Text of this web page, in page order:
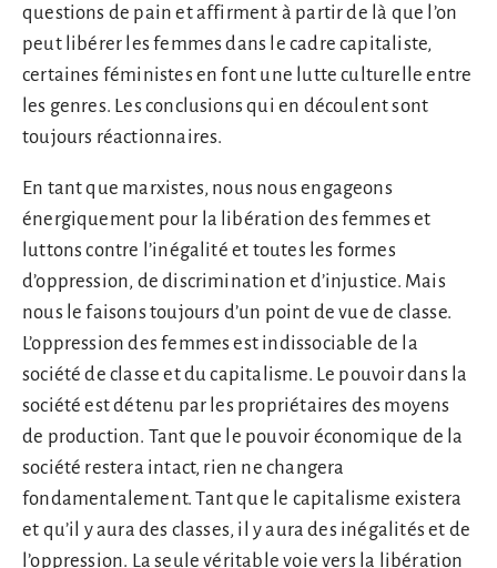
questions de pain et affirment à partir de là que l’on
peut libérer les femmes dans le cadre capitaliste,
certaines féministes en font une lutte culturelle entre
les genres. Les conclusions qui en découlent sont
toujours réactionnaires.
En tant que marxistes, nous nous engageons
énergiquement pour la libération des femmes et
luttons contre l’inégalité et toutes les formes
d’oppression, de discrimination et d’injustice. Mais
nous le faisons toujours d’un point de vue de classe.
L’oppression des femmes est indissociable de la
société de classe et du capitalisme. Le pouvoir dans la
société est détenu par les propriétaires des moyens
de production. Tant que le pouvoir économique de la
société restera intact, rien ne changera
fondamentalement. Tant que le capitalisme existera
et qu’il y aura des classes, il y aura des inégalités et de
l’oppression. La seule véritable voie vers la libération